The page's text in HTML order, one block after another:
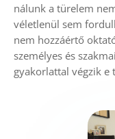
nálunk a türelem
véletlenül sem
nem hozzáértő
személyes és
gyakorlattal végzik e